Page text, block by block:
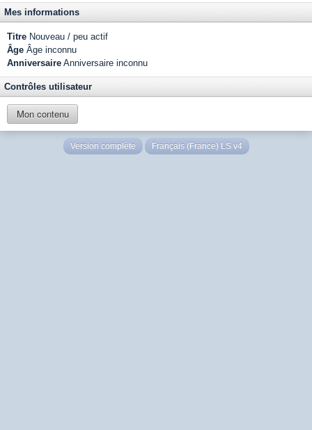
Mes informations
Titre Nouveau / peu actif
Âge Âge inconnu
Anniversaire Anniversaire inconnu
Contrôles utilisateur
Mon contenu
Version complète Français (France) LS v4